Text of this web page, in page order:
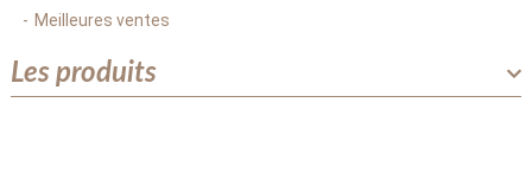
Meilleures ventes
Les produits